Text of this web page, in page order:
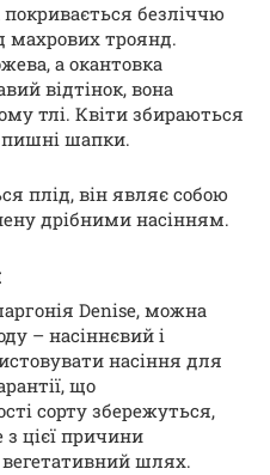
покривається безліччю
махрових троянд.
а окантовка
відтінок, вона
тлі. Квіти збираються
пишні шапки.
плід, він являє собою
дрібними насінням.
Denise, можна
– насіннєвий і
насіння для
що
сорту збережуться,
цієї причини
шлях.